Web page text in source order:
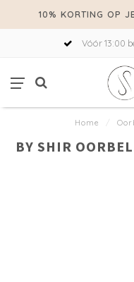
10% KORTING OP
Vóór 13:00
Home /
BY SHIR